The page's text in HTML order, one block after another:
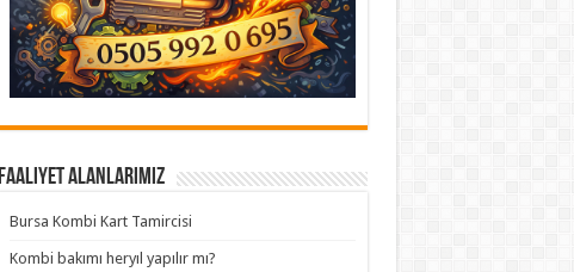
Faaliyet Alanlarımız
Bursa Kombi Kart Tamircisi
Kombi bakımı heryıl yapılır mı?